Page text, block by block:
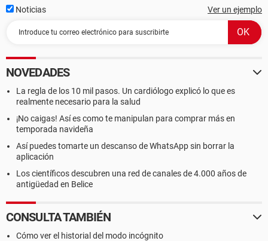
Noticias Ver un ejemplo
NOVEDADES
La regla de los 10 mil pasos. Un cardiólogo explicó lo que es
realmente necesario para la salud
¡No caigas! Así es como te manipulan para comprar más en
temporada navideña
Así puedes tomarte un descanso de WhatsApp sin borrar la
aplicación
Los científicos descubren una red de canales de 4.000 años de
antigüedad en Belice
CONSULTA TAMBIÉN
Cómo ver el historial del modo incógnito